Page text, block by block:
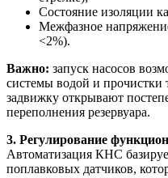
Состояние изоляции
Межфазное
<2%).
Важно: запуск насосов
системы водой и
задвижку открывают
переполнения резервуара.
3. Регулирование
Автоматизация КНС
поплавковых датчиков,